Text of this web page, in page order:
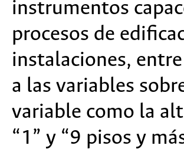
instrumentos
procesos de
instalaciones,
a las variables
variable como la
“1” y “9 pisos y